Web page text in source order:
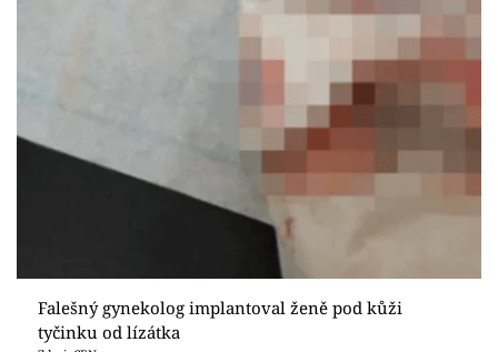
Falešný gynekolog implantoval ženě pod kůži
tyčinku od lízátka